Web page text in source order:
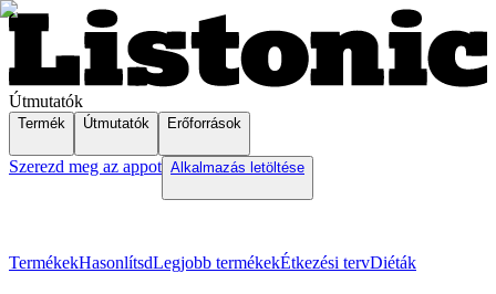
Útmutatók
Termék Útmutatók Erőforrások
Szerezd meg az appot Alkalmazás letöltése
TermékekHasonlítsdLegjobb termékekÉtkezési tervDiéták